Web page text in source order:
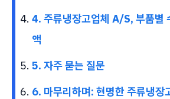
4. 주류냉장고업체 A/S, 부품별
액
5. 자주 묻는 질문
6. 마무리하며: 현명한 주류냉장